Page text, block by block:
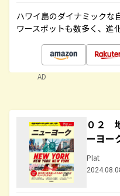
ハワイ島のダイナミックな
ワースポットも数多く、進
AD
０２
ーヨー
Plat